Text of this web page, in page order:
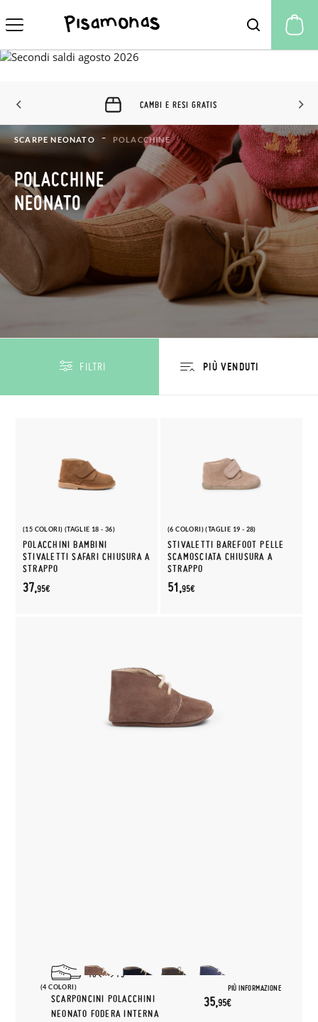
CAMBI E RESI GRATIS
SCARPE NEONATO POLACCHINE
POLACCHINE
NEONATO
FILTRI
(15 COLORI) (TAGLIE 18 - 36)
POLACCHINI BAMBINI
STIVALETTI SAFARI CHIUSURA A
STRAPPO
37,95€
(6 COLORI) (TAGLIE 19 - 28)
STIVALETTI BAREFOOT PELLE
SCAMOSCIATA CHIUSURA A
STRAPPO
51,95€
(4 COLORI) PIÙ INFORMAZIONE
16 19
SCARPONCINI POLACCHINI
NEONATO FODERA INTERNA
35,95€